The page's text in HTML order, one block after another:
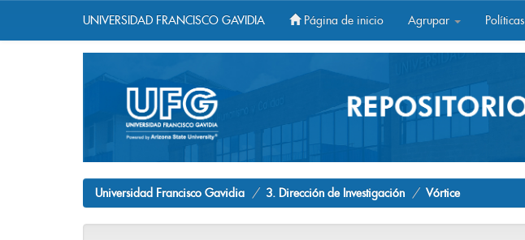
UNIVERSIDAD FRANCISCO GAVIDIA Página de inicio Agrupar Políticas
Universidad Francisco Gavidia 3. Dirección de Investigación Vórtice